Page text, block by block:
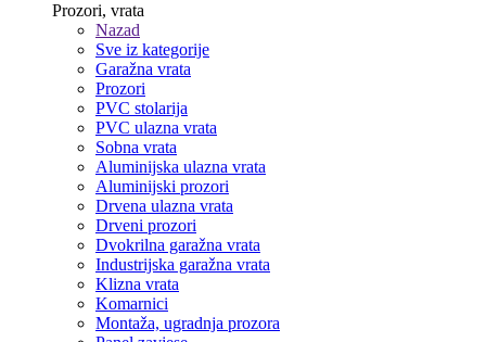
Prozori, vrata
Nazad
Sve iz kategorije
Garažna vrata
Prozori
PVC stolarija
PVC ulazna vrata
Sobna vrata
Aluminijska ulazna vrata
Aluminijski prozori
Drvena ulazna vrata
Drveni prozori
Dvokrilna garažna vrata
Industrijska garažna vrata
Klizna vrata
Komarnici
Montaža, ugradnja prozora